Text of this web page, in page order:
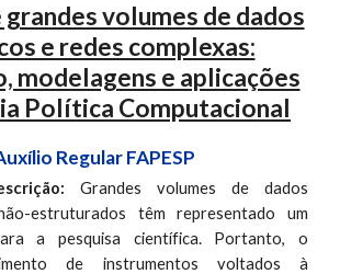
volumes de dados
e redes complexas:
modelagens e aplicações
Política Computacional
Regular FAPESP
Grandes volumes de dados
estruturados têm representado um
a pesquisa científica. Portanto, o
de instrumentos voltados à